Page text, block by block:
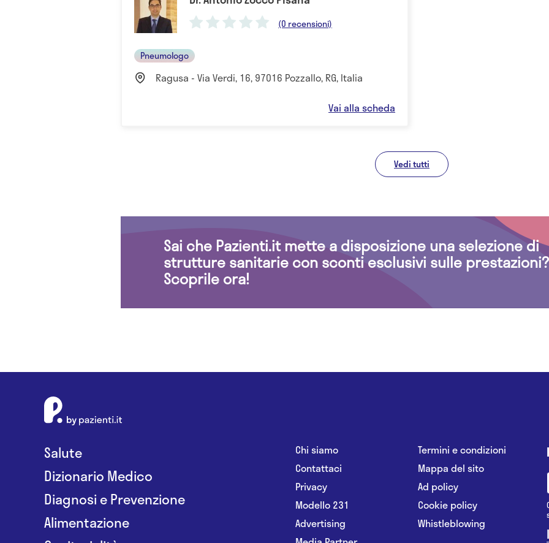
(0 recensioni)
Pneumologo
Ragusa - Via Verdi, 16, 97016 Pozzallo, RG, Italia
Vai alla scheda
Vedi tutti
Sai che Pazienti.it mette a disposizione una selezione di
strutture sanitarie con sconti esclusivi sulle prestazioni?
Scoprile ora!
Salute
Dizionario Medico
Diagnosi e Prevenzione
Alimentazione
Chi siamo
Contattaci
Privacy
Modello 231
Advertising
Termini e condizioni
Mappa del sito
Ad policy
Cookie policy
Whistleblowing